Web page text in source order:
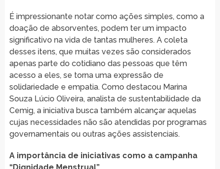
É impressionante notar como ações simples, como a
doação de absorventes, podem ter um impacto
significativo na vida de tantas mulheres. A coleta
desses itens, que muitas vezes são considerados
apenas parte do cotidiano das pessoas que têm
acesso a eles, se torna uma expressão de
solidariedade e empatia. Como destacou Marina
Souza Lúcio Oliveira, analista de sustentabilidade da
Cemig, a iniciativa busca também alcançar aquelas
cujas necessidades não são atendidas por programas
governamentais ou outras ações assistenciais.
A importância de iniciativas como a campanha
“Dignidade Menstrual”